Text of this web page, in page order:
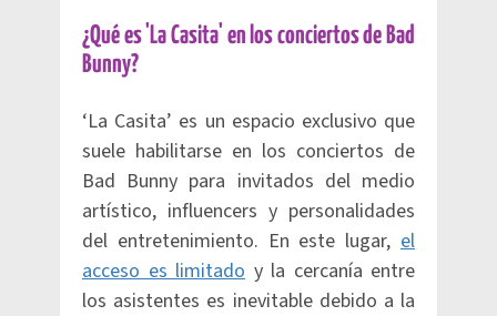
¿Qué es 'La Casita' en los conciertos de Bad
Bunny?
‘La Casita’ es un espacio exclusivo que
suele habilitarse en los conciertos de
Bad Bunny para invitados del medio
artístico, influencers y personalidades
del entretenimiento. En este lugar, el
acceso es limitado y la cercanía entre
los asistentes es inevitable debido a la